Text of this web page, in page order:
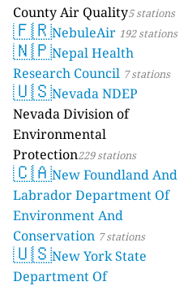
County Air Quality5 stations
🇫🇷NebuleAir 192 stations
🇳🇵Nepal Health
Research Council 7 stations
🇺🇸Nevada NDEP
Nevada Division of
Environmental
Protection229 stations
🇨🇦New Foundland And
Labrador Department Of
Environment And
Conservation 7 stations
🇺🇸New York State
Department Of